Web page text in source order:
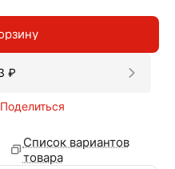
₽
Поделиться
Список вариантов
товара